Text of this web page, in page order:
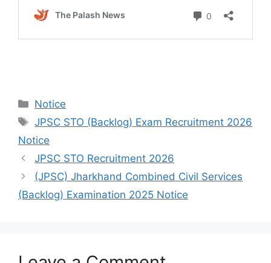
Notice
JPSC STO (Backlog) Exam Recruitment 2026
Notice
JPSC STO Recruitment 2026
(JPSC) Jharkhand Combined Civil Services
(Backlog) Examination 2025 Notice